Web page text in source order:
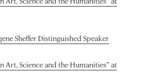
Sheffer Distinguished Speaker
Art, Science and the Humanities” at